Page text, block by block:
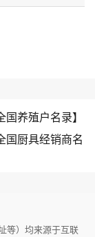
养殖户名录】
国厨具经销商名
等）均来源于互联